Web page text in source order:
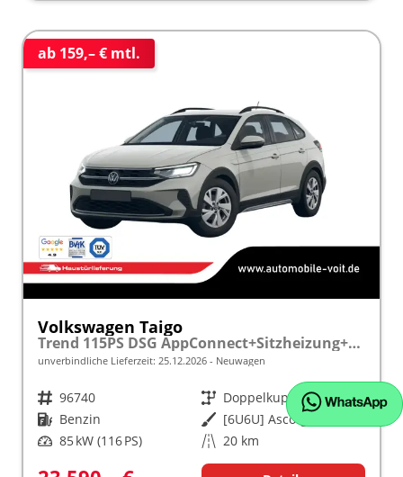
ab 159,– € mtl.
Volkswagen Taigo
Trend 115PS DSG AppConnect+Sitzheizung+PDC+Alu16+LED+DAB+FrontAssist
unverbindliche Lieferzeit: 25.12.2026 Neuwagen
Fahrzeugnr. 96740 Getriebe
Doppelkupplungsgetriebe (DSG)
Kraftstoff Benzin Außenfarbe [6U6U] Ascotgrau
Leistung 85 kW (116 PS) Kilometerstand 20 km